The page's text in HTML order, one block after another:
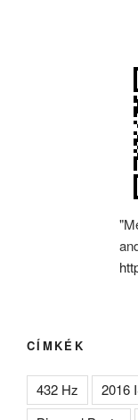
CÍMKÉK
432 Hz 2016